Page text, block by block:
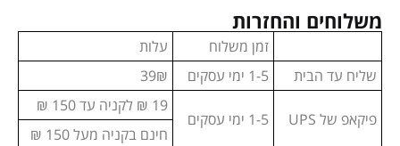
משלוחים והחזרות
זמן משלוח
עלות
שליח עד הבית
1-5 ימי עסקים 39₪
פיקאפ של UPS 1-5 ימי עסקים
19 ₪ לקניה עד 150 ₪
חינם בקניה מעל 150 ₪